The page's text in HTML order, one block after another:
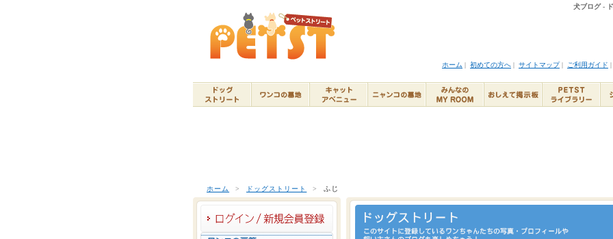
犬ブログ -
ホーム | 初めての方へ | サイトマップ| ご利用ガイド |
ホーム > ドッグストリート > ふじ